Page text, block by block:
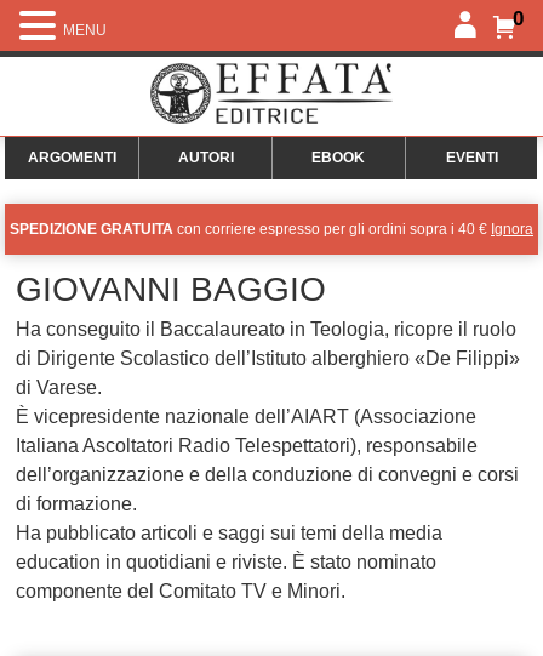
0
ARGOMENTI AUTORI EBOOK EVENTI
SPEDIZIONE GRATUITA con corriere espresso per gli ordini sopra i 40 € Ignora
GIOVANNI BAGGIO
Ha conseguito il Baccalaureato in Teologia, ricopre il ruolo
di Dirigente Scolastico dell’Istituto alberghiero «De Filippi»
di Varese.
È vicepresidente nazionale dell’AIART (Associazione
Italiana Ascoltatori Radio Telespettatori), responsabile
dell’organizzazione e della conduzione di convegni e corsi
di formazione.
Ha pubblicato articoli e saggi sui temi della media
education in quotidiani e riviste. È stato nominato
componente del Comitato TV e Minori.
MENU